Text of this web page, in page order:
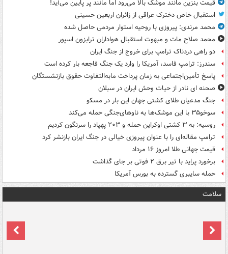
قیمت بنزین مانند موشک بالا می‌رود اما مانند پر پایین می‌آید!
استقبال خاص دخترک عراقی از زائران اربعین حسینی
محمد مرندی: پیروزی با روحیه استوار مردمی حاصل شده
محمد صلاح مات و مبهوت استقبال هواداران ترابزون اسپور
دو راهی دردناک ترامپ برای خروج از جنگ ایران
سندرز: ترامپ فاسد، آمریکا را وارد یک جنگ فاجعه بار کرده است
پاسخ تأمین‌اجتماعی به زمان پرداخت مابه‌التفاوت حقوق بازنشستگان
صحنه ای نادر از حیات وحش ایران در سبلان
جنگ مدعیان طلای کشتی جهان این بار در مسکو
سوخو۳۵ با این موشک‌ها به ناوهای‌جنگی حمله می‌کند
روسیه: به ۳ کشتی اوکراین حمله و ۲۰۳ پهپاد را سرنگون کردیم
ترامپ مقاله‌ای را با عنوان پیروزی خیالی در جنگ ایران بازنشر کرد
قیمت جهانی طلا امروز ۱۶ مرداد
برخورد پراید با تیر برق ۲ فوتی بر جای گذاشت
حمله سایبری گسترده به بورس آمریکا
سلامت